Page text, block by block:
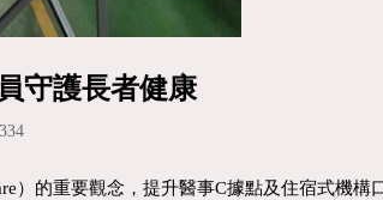
守護長者健康
）的重要觀念，提升醫事C據點及住宿式機構